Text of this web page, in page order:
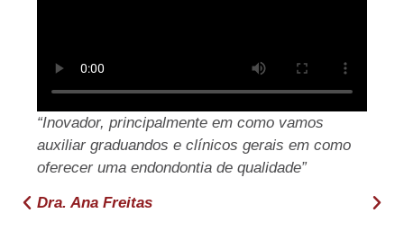
“Inovador, principalmente em como vamos
auxiliar graduandos e clínicos gerais em como
oferecer uma endondontia de qualidade”
Dra. Ana Freitas